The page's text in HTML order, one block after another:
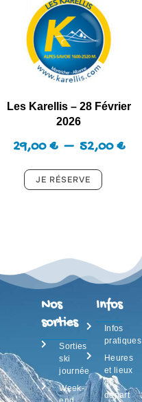
Les Karellis – 28 Février
2026
29,00€ – 52,00€
Nos
sorties
Sorties
ski
journée
Week-
Infos
Infos
pratiques
Heures
et lieux
de
départ